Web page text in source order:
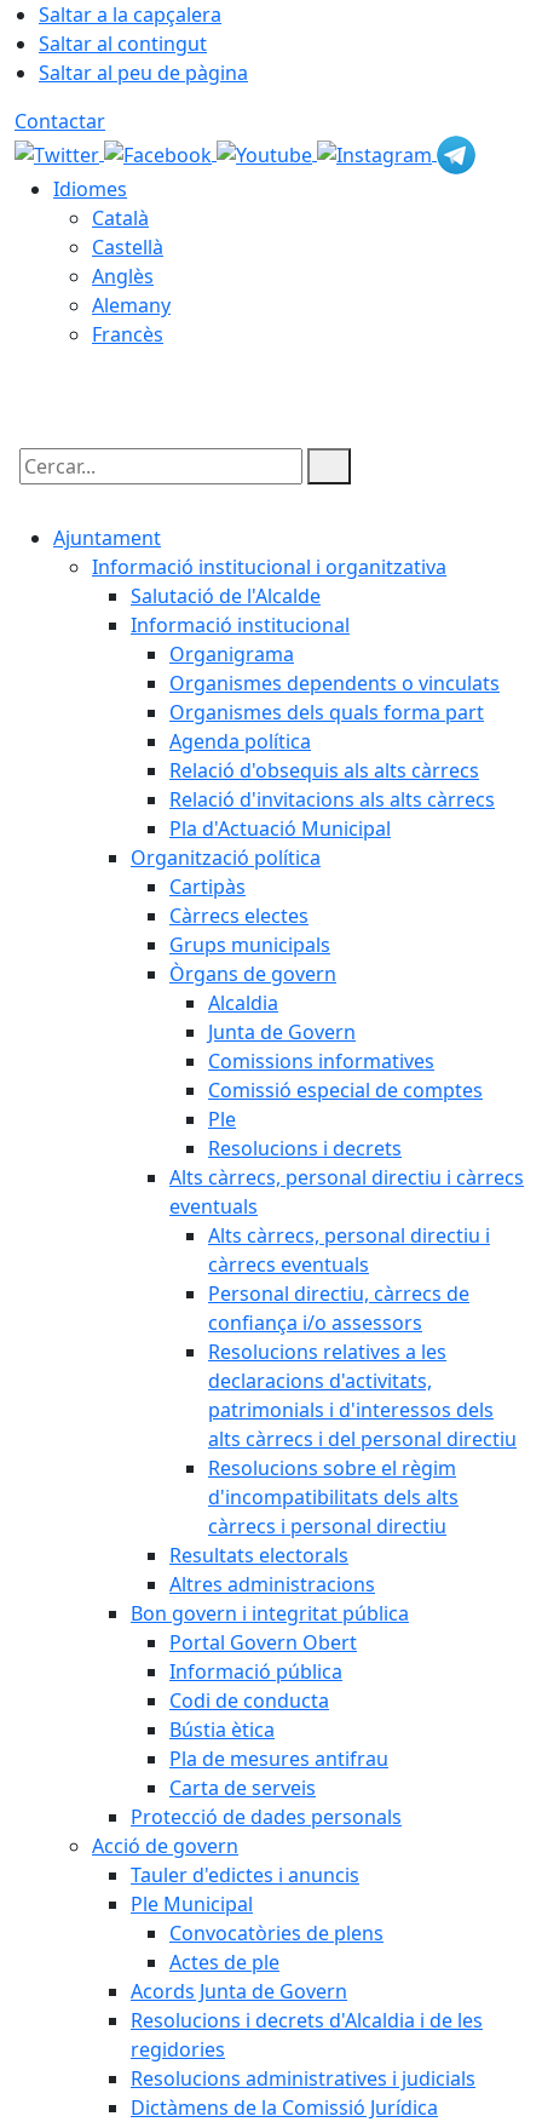
Saltar a la capçalera
Saltar al contingut
Saltar al peu de pàgina
Contactar
Idiomes
Català
Castellà
Anglès
Alemany
Francès
Cercar:
Ajuntament
Informació institucional i organitzativa
Salutació de l'Alcalde
Informació institucional
Organigrama
Organismes dependents o vinculats
Organismes dels quals forma part
Agenda política
Relació d'obsequis als alts càrrecs
Relació d'invitacions als alts càrrecs
Pla d'Actuació Municipal
Organització política
Cartipàs
Càrrecs electes
Grups municipals
Òrgans de govern
Alcaldia
Junta de Govern
Comissions informatives
Comissió especial de comptes
Ple
Resolucions i decrets
Alts càrrecs, personal directiu i càrrecs
eventuals
Alts càrrecs, personal directiu i
càrrecs eventuals
Personal directiu, càrrecs de
confiança i/o assessors
Resolucions relatives a les
declaracions d'activitats,
patrimonials i d'interessos dels
alts càrrecs i del personal directiu
Resolucions sobre el règim
d'incompatibilitats dels alts
càrrecs i personal directiu
Resultats electorals
Altres administracions
Bon govern i integritat pública
Portal Govern Obert
Informació pública
Codi de conducta
Bústia ètica
Pla de mesures antifrau
Carta de serveis
Protecció de dades personals
Acció de govern
Tauler d'edictes i anuncis
Ple Municipal
Convocatòries de plens
Actes de ple
Acords Junta de Govern
Resolucions i decrets d'Alcaldia i de les
regidories
Resolucions administratives i judicials
Dictàmens de la Comissió Jurídica